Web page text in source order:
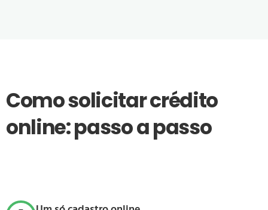
Como solicitar crédito
online: passo a passo